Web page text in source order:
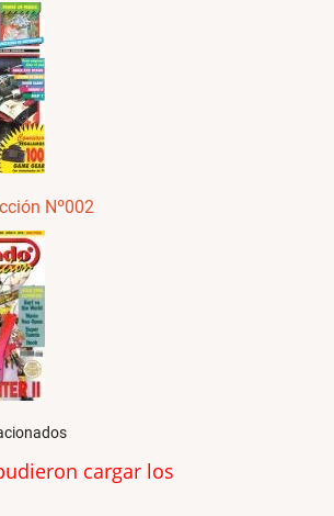
Nº002
cargar los